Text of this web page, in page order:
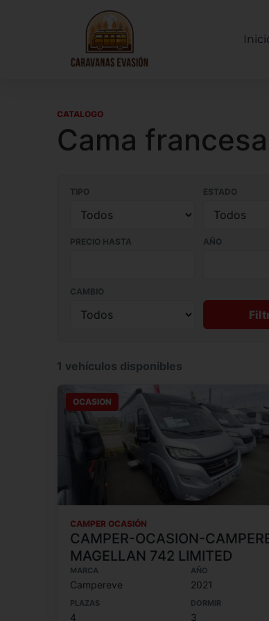
CATALOGO
Cama francesa
TIPO ESTADO
PRECIO HASTA AÑO
CAMBIO
1 vehículos disponibles
OCASION
CAMPER OCASIÓN
CAMPER-OCASION-
MAGELLAN 742 LIMITED
MARCA
Campereve
AÑO
2021
PLAZAS
4
DORMIR
3